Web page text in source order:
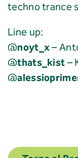
techno trance
Line up:
@noyt_x–
@thats_kist–
@